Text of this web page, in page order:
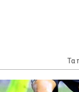
Τα
Primary